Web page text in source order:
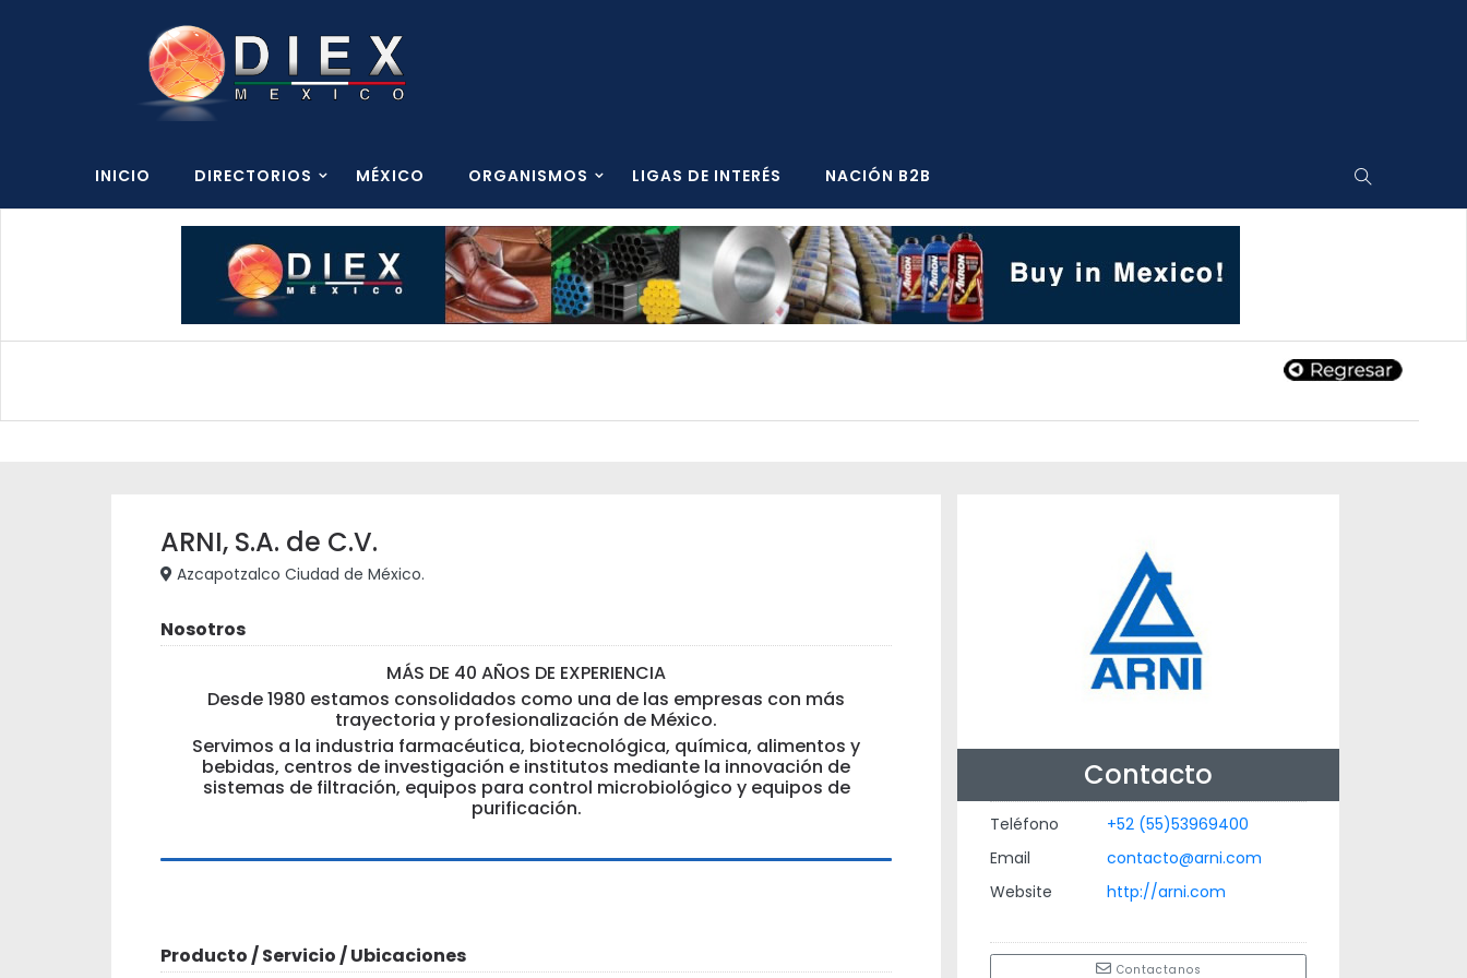
INICIO DIRECTORIOS MÉXICO ORGANISMOS LIGAS DE INTERÉS NACIÓN B2B
ARNI, S.A. de C.V.
Azcapotzalco Ciudad de México.
Nosotros
MÁS DE 40 AÑOS DE EXPERIENCIA
Desde 1980 estamos consolidados como una de las empresas con más
trayectoria y profesionalización de México.
Servimos a la industria farmacéutica, biotecnológica, química, alimentos y
bebidas, centros de investigación e institutos mediante la innovación de
sistemas de filtración, equipos para control microbiológico y equipos de
purificación.
Producto / Servicio / Ubicaciones
Contacto
Teléfono
+52 (55)53969400
Email
contacto@arni.com
Website
http://arni.com
Contactanos